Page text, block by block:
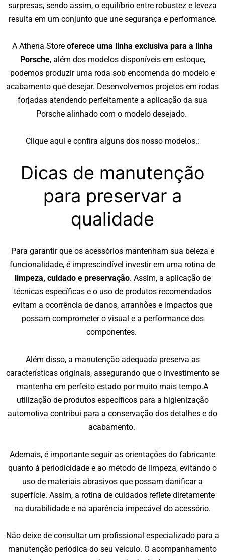
surpresas, sendo assim, o equilíbrio entre robustez e leveza
resulta em um conjunto que une segurança e performance.
A Athena Store oferece uma linha exclusiva para a linha
Porsche, além dos modelos disponíveis em estoque,
podemos produzir uma roda sob encomenda do modelo e
acabamento que desejar. Desenvolvemos projetos em rodas
forjadas atendendo perfeitamente a aplicação da sua
Porsche alinhado com o modelo desejado.
Clique aqui e confira alguns dos nosso modelos.:
Dicas de manutenção
para preservar a
qualidade
Para garantir que os acessórios mantenham sua beleza e
funcionalidade, é imprescindível investir em uma rotina de
limpeza, cuidado e preservação. Assim, a aplicação de
técnicas específicas e o uso de produtos recomendados
evitam a ocorrência de danos, arranhões e impactos que
possam comprometer o visual e a performance dos
componentes.
Além disso, a manutenção adequada preserva as
características originais, assegurando que o investimento se
mantenha em perfeito estado por muito mais tempo.A
utilização de produtos específicos para a higienização
automotiva contribui para a conservação dos detalhes e do
acabamento.
Ademais, é importante seguir as orientações do fabricante
quanto à periodicidade e ao método de limpeza, evitando o
uso de materiais abrasivos que possam danificar a
superfície. Assim, a rotina de cuidados reflete diretamente
na durabilidade e na aparência impecável do acessório.
Não deixe de consultar um profissional especializado para a
manutenção periódica do seu veículo. O acompanhamento